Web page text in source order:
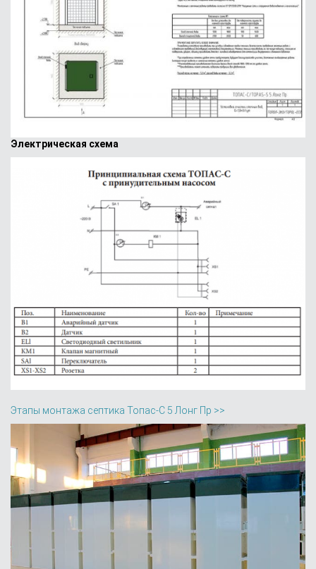
Электрическая схема
Этапы монтажа септика Топас-С 5 Лонг Пр >>